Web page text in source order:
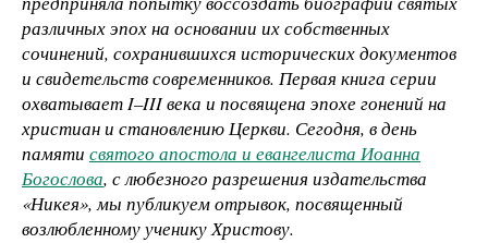
различных эпох на основании их собственных
сочинений, сохранившихся исторических документов
и свидетельств современников. Первая книга серии
охватывает I–III века и посвящена эпохе гонений на
христиан и становлению Церкви. Сегодня, в день
памяти святого апостола и евангелиста Иоанна
Богослова, с любезного разрешения издательства
«Никея», мы публикуем отрывок, посвященный
возлюбленному ученику Христову.